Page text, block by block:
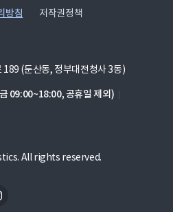
방침 저작권정책
(둔산동, 정부대전청사 3동)
09:00~18:00, 공휴일 제외)
All rights reserved.